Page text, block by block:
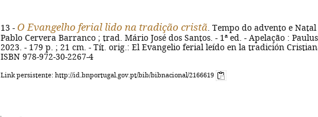
13 - O Evangelho ferial lido na tradição cristã . Tempo do advento e Natal
Pablo Cervera Barranco ; trad. Mário José dos Santos. - 1ª ed. - Apelação :
2023. - 179 p. ; 21 cm. - Tít. orig.: El Evangelio ferial leído en la tradición
ISBN 978-972-30-2267-4
Link persistente: http://id.bnportugal.gov.pt/bib/bibnacional/2166619